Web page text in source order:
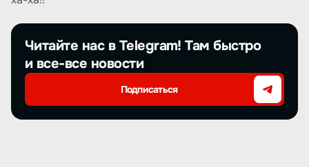
Читайте нас в Telegram! Там быстро
и все-все новости
Подписаться